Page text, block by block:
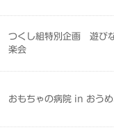
つくし組特別企画 遊び
楽会
おもちゃの病院 in おう